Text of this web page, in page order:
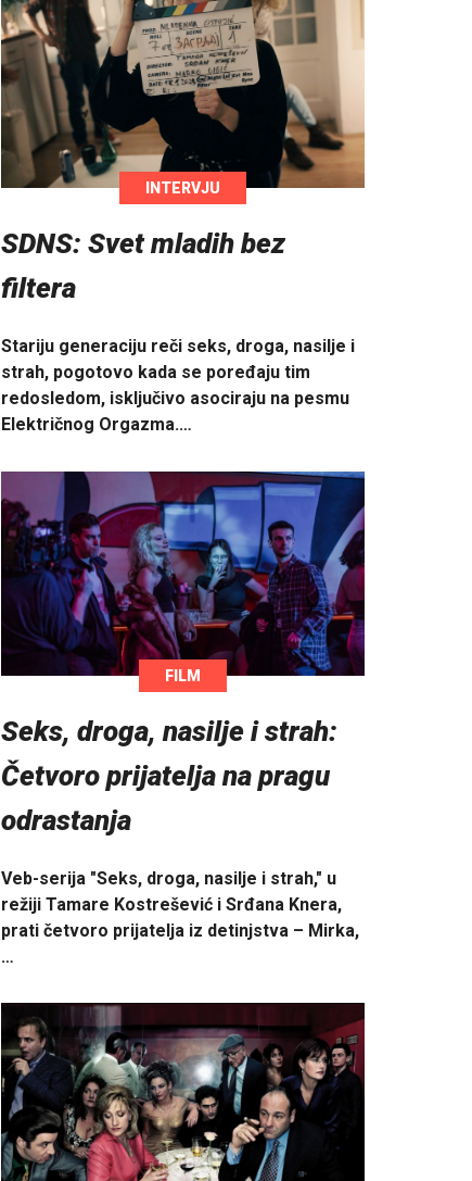
INTERVJU
SDNS: Svet mladih bez
filtera
Stariju generaciju reči seks, droga, nasilje i
strah, pogotovo kada se poređaju tim
redosledom, isključivo asociraju na pesmu
Električnog Orgazma.…
FILM
Seks, droga, nasilje i strah:
Četvoro prijatelja na pragu
odrastanja
Veb-serija "Seks, droga, nasilje i strah," u
režiji Tamare Kostrešević i Srđana Knera,
prati četvoro prijatelja iz detinjstva – Mirka,
…